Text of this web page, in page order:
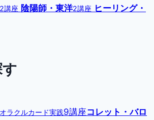
2講座 陰陽師・東洋2講座 ヒーリング・
オラクルカード実践9講座コレット・バロ